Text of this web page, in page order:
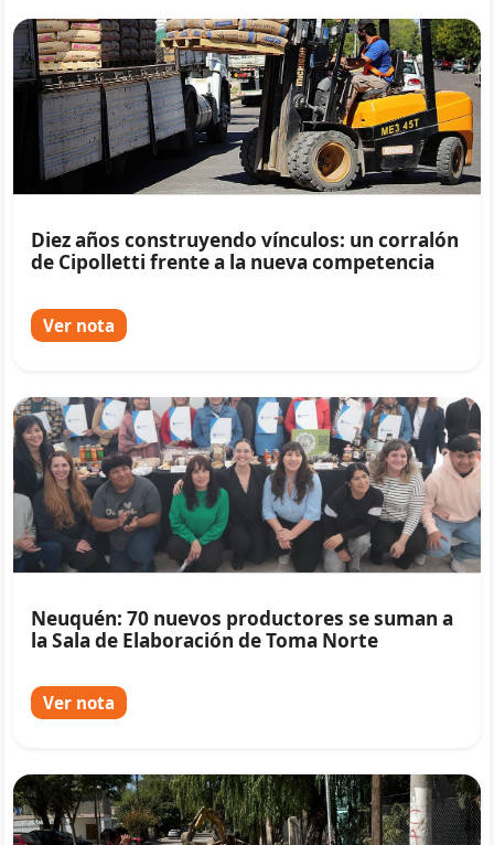
Diez años construyendo vínculos: un corralón
de Cipolletti frente a la nueva competencia
Ver nota
Neuquén: 70 nuevos productores se suman a
la Sala de Elaboración de Toma Norte
Ver nota